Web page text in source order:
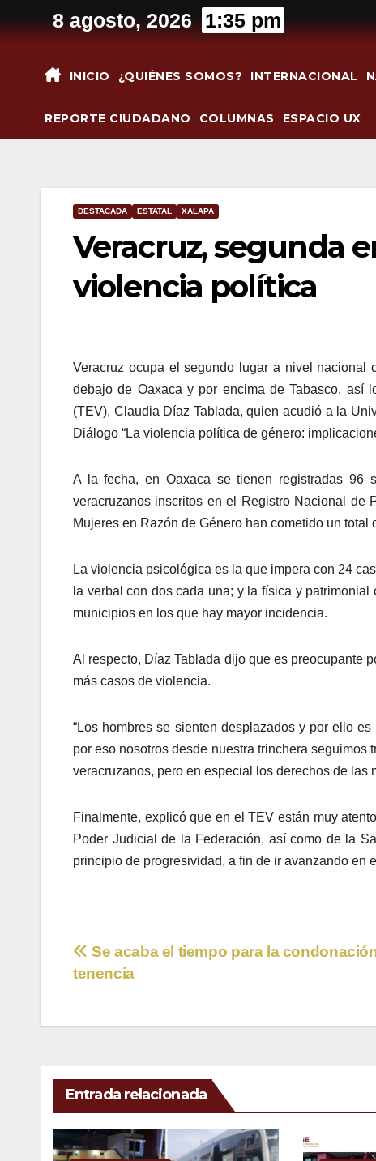
al
8 agosto, 2026 1:35 pm
INICIO ¿QUIÉNES SOMOS? INTERNACIONAL
REPORTE CIUDADANO COLUMNAS ESPACIO UX
DESTACADA ESTATAL XALAPA
Veracruz, segunda
violencia política
Veracruz ocupa el segundo lugar a nivel
debajo de Oaxaca y por encima de Tabasco, así
(TEV), Claudia Díaz Tablada, quien acudió a la
Diálogo “La violencia política de género:
A la fecha, en Oaxaca se tienen registradas 96
veracruzanos inscritos en el Registro Nacional de
Mujeres en Razón de Género han cometido un
La violencia psicológica es la que impera con 24
la verbal con dos cada una; y la física y
municipios en los que hay mayor incidencia.
Al respecto, Díaz Tablada dijo que es preocupante
más casos de violencia.
“Los hombres se sienten desplazados y por ello
por eso nosotros desde nuestra trinchera
veracruzanos, pero en especial los derechos de las
Finalmente, explicó que en el TEV están muy
Poder Judicial de la Federación, así como de la
principio de progresividad, a fin de ir avanzando en
Navegación
entradas
Se acaba el tiempo para la
tenencia
Entrada relacionada